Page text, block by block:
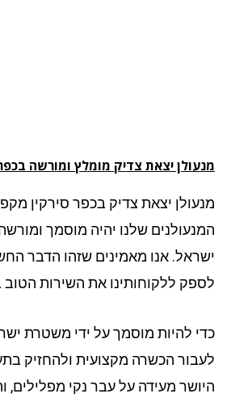
יצאת צדיק מומלץ ומורשה בכפר
יצאת צדיק בכפר סירקין
שלנו יהיה מוסמך ומורשה
אנו מאמינים שזהו הדבר החשוב
ללקוחותינו את השירות הטוב
להיות מוסמך על ידי משטרת ישראל,
הכשרה מקצועית ולהחזיק בתעודת
מעידה על עבר נקי מפלילים, והיא